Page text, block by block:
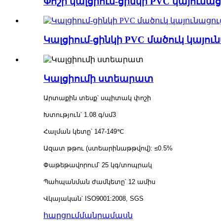
Կալցիում-ցինկի PVC մածուկ
Կալցիումի ստեարատ
Արտաքին տեսք՝ սպիտակ փոշի
Խտություն՝ 1.08 գ/սմ3
Հալման կետը՝ 147-149℃
Ազատ թթու (ստեարինաթթվով): ≤0.5%
Փաթեթավորում՝ 25 կգ/տոպրակ
Պահպանման ժամկետը՝ 12 ամիս
Վկայական՝ ISO9001:2008, SGS
հարցումմանրամասն